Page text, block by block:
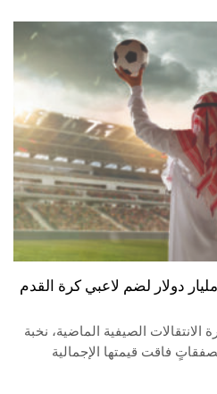
تقرير: السعودية أنفقت 1.7 مليار دولار لضم لاعبي كرة القدم
الصيفية الماضية، نخبة
فاقت قيمتها الإجمالية